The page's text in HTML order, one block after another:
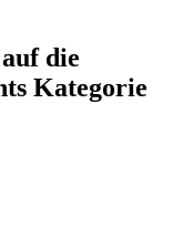
die
Kategorie